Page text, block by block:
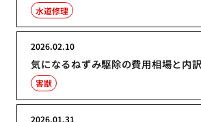
水道修理
気になるねずみ駆除の費用相場と内訳
2026.02.10
害獣
2026.01.31